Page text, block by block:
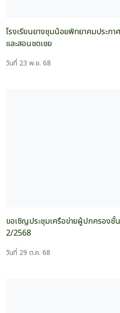
โรงเรียนยางชุมน้อยพิทยาคมประ
และสอนชดเชย
วันที่ 23 พ.ย. 68
ขอเชิญประชุมเครือข่ายผู้ปกครองชั้
2/2568
วันที่ 29 ต.ค. 68